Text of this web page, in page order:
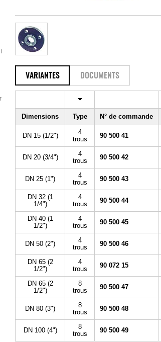
VARIANTES DOCUMENTS
Dimensions Type N° de commande
DN 15 (1/2")
4
trous
90 500 41
DN 20 (3/4")
4
trous
90 500 42
DN 25 (1")
4
trous
90 500 43
DN 32 (1
1/4")
4
trous
90 500 44
DN 40 (1
1/2")
4
trous
90 500 45
DN 50 (2")
4
trous
90 500 46
DN 65 (2
1/2")
4
trous
90 072 15
DN 65 (2
1/2")
8
trous
90 500 47
DN 80 (3")
8
trous
90 500 48
DN 100 (4")
8
trous
90 500 49